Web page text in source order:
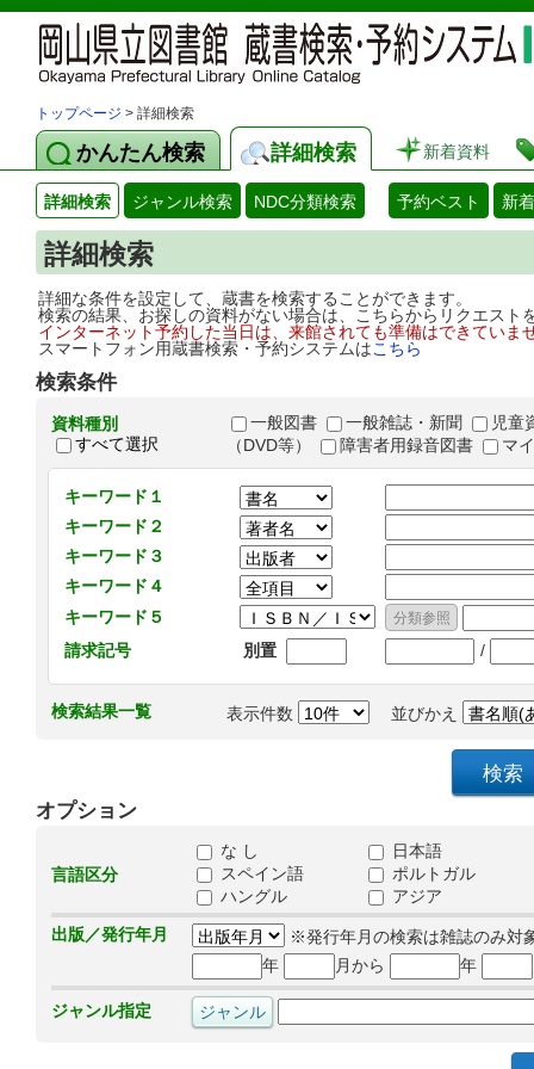
トップページ > 詳細検索
かんたん検索 詳細検索 新着資料
詳細検索 ジャンル検索 NDC分類検索 予約ベスト 新
詳細検索
詳細な条件を設定して、蔵書を検索することができます。
検索の結果、お探しの資料がない場合は、こちらからリクエス
インターネット予約した当日は、来館されても準備はできてい
スマートフォン用蔵書検索・予約システムはこちら
検索条件
資料種別
すべて選択
一般図書 一般雑誌・新聞
児童
（DVD等）
障害者用録音図書 マ
キーワード１
キーワード２
キーワード３
キーワード４
キーワード５
請求記号
別置 /
検索結果一覧 表示件数 並びかえ
オプション
言語区分
な し
日本語
スペイン語
ポルトガル
ハングル
アジア
出版／発行年月
※発行年月の検索は雑誌のみ対
年
月から 年
ジャンル指定